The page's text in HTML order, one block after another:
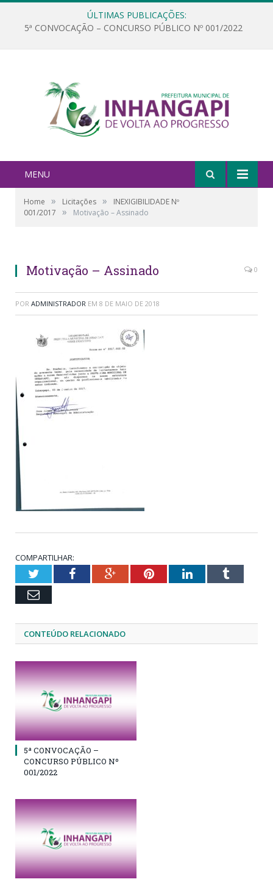
ÚLTIMAS PUBLICAÇÕES:
5ª CONVOCAÇÃO – CONCURSO PÚBLICO Nº 001/2022
MENU
Home » Licitações »
INEXIGIBILIDADE Nº
001/2017
» Motivação – Assinado
Motivação – Assinado 0
POR ADMINISTRADOR EM 8 DE MAIO DE 2018
COMPARTILHAR:
TwitterFacebookGoogle+PinterestLinkedInTumblr
Email
CONTEÚDO RELACIONADO
5ª CONVOCAÇÃO –
CONCURSO PÚBLICO Nº
001/2022